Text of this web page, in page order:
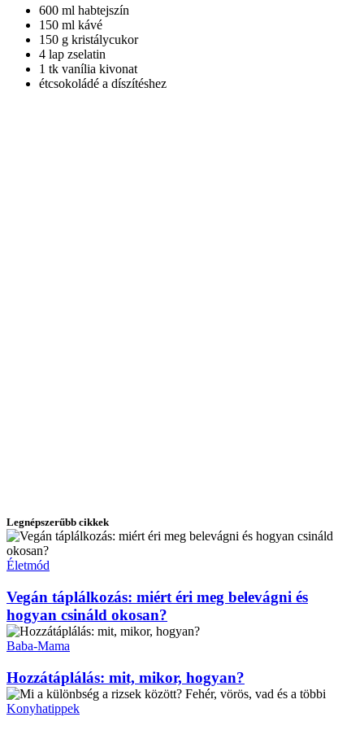
600 ml habtejszín
150 ml kávé
150 g kristálycukor
4 lap zselatin
1 tk vanília kivonat
étcsokoládé a díszítéshez
Legnépszerűbb cikkek
Életmód
Vegán táplálkozás: miért éri meg belevágni és
hogyan csináld okosan?
Baba-Mama
Hozzátáplálás: mit, mikor, hogyan?
Konyhatippek